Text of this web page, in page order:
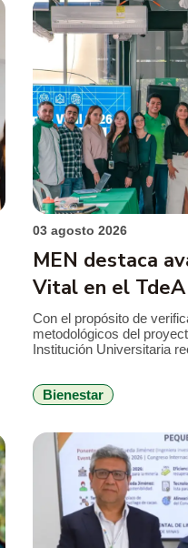
03 agosto 2026
MEN destaca
Vital en el TdeA
Con el propósito de
metodológicos del
Institución Universitaria
permanencia estudiantil y
Bienestar